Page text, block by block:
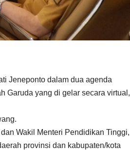
Jeneponto dalam dua agenda
Garuda yang di gelar secara virtual,
Wakil Menteri Pendidikan Tinggi,
provinsi dan kabupaten/kota